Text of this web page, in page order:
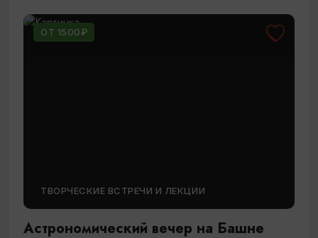
ОТ 1500₽
ТВОРЧЕСКИЕ ВСТРЕЧИ И ЛЕКЦИИ
Астрономический вечер на Башне